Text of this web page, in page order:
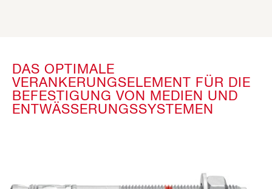
DAS OPTIMALE
VERANKERUNGSELEMENT FÜR DIE
BEFESTIGUNG VON MEDIEN UND
ENTWÄSSERUNGSSYSTEMEN